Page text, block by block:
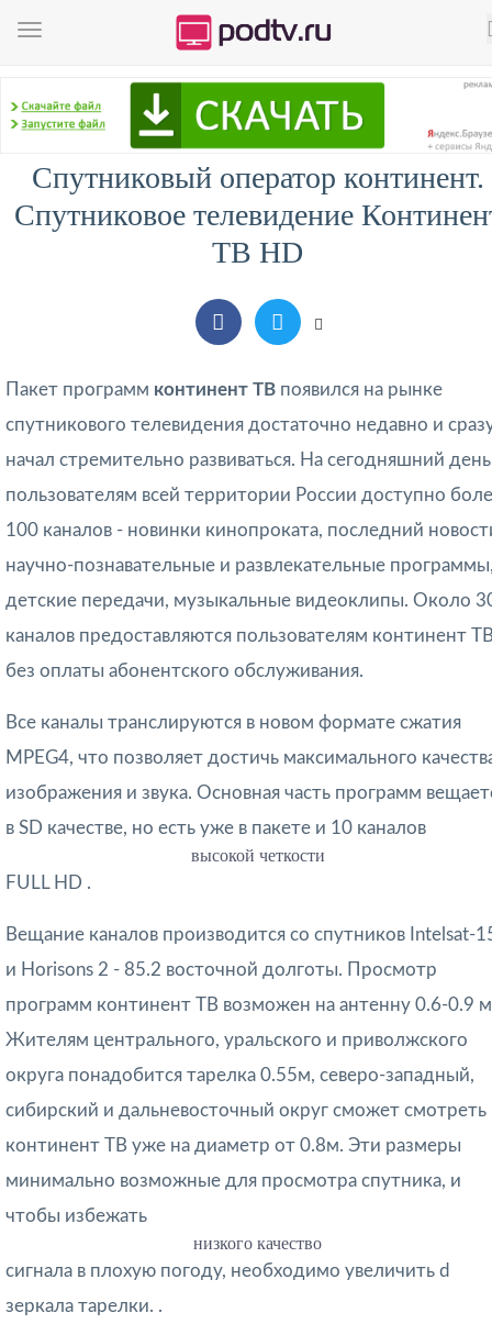
Спутниковый оператор континент.
Спутниковое телевидение
ТВ HD
Пакет программ континент ТВ появился на рынке
спутникового телевидения достаточно недавно и
начал стремительно развиваться. На сегодняшний день
пользователям всей территории России доступно
100 каналов - новинки кинопроката, последний
научно-познавательные и развлекательные
детские передачи, музыкальные видеоклипы. Около
каналов предоставляются пользователям континент
без оплаты абонентского обслуживания.
Все каналы транслируются в новом формате сжатия
MPEG4, что позволяет достичь максимального
изображения и звука. Основная часть программ
в SD качестве, но есть уже в пакете и 10 каналов
высокой четкости
FULL HD .
Вещание каналов производится со спутников Intelsat-
и Horisons 2 - 85.2 восточной долготы. Просмотр
программ континент ТВ возможен на антенну 0.6-0.9
Жителям центрального, уральского и приволжского
округа понадобится тарелка 0.55м, северо-западный,
сибирский и дальневосточный округ сможет смотреть
континент ТВ уже на диаметр от 0.8м. Эти размеры
минимально возможные для просмотра спутника, и
чтобы избежать
низкого качество
сигнала в плохую погоду, необходимо увеличить d
зеркала тарелки. .